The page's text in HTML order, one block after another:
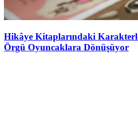
Hikâye Kitaplarındaki
Örgü Oyuncaklara Dönüşüyor